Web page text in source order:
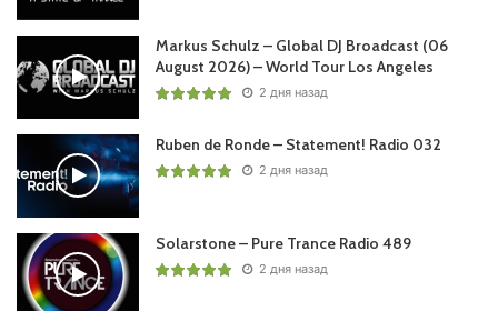
Markus Schulz – Global DJ Broadcast (06
August 2026) – World Tour Los Angeles
2 дня назад
Ruben de Ronde – Statement! Radio 032
2 дня назад
Solarstone – Pure Trance Radio 489
2 дня назад